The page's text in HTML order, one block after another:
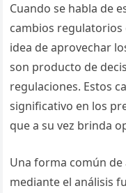
Cuando se habla de
cambios
idea de aprovechar
son producto de
regulaciones. Estos
significativo en los
que a su vez brinda
Una forma común
mediante el análisis